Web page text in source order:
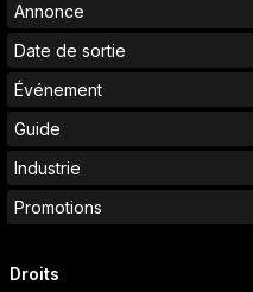
Annonce
Date de sortie
Événement
Guide
Industrie
Promotions
Droits